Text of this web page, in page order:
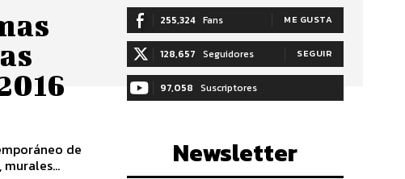
de
255,324 Fans ME GUSTA
128,657 Seguidores SEGUIR
97,058 Suscriptores
Newsletter